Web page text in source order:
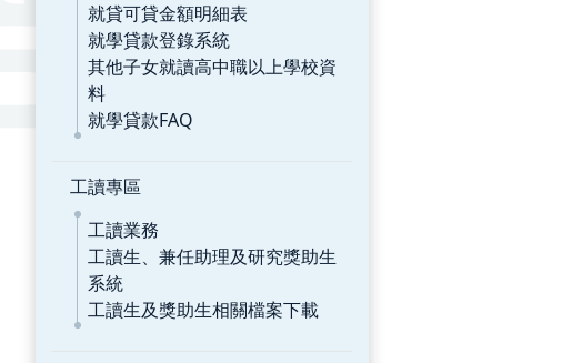
就貸可貸金額明細表
就學貸款登錄系統
其他子女就讀高中職以上學校資
料
就學貸款FAQ
工讀專區
工讀業務
工讀生、兼任助理及研究獎助生
系統
工讀生及獎助生相關檔案下載